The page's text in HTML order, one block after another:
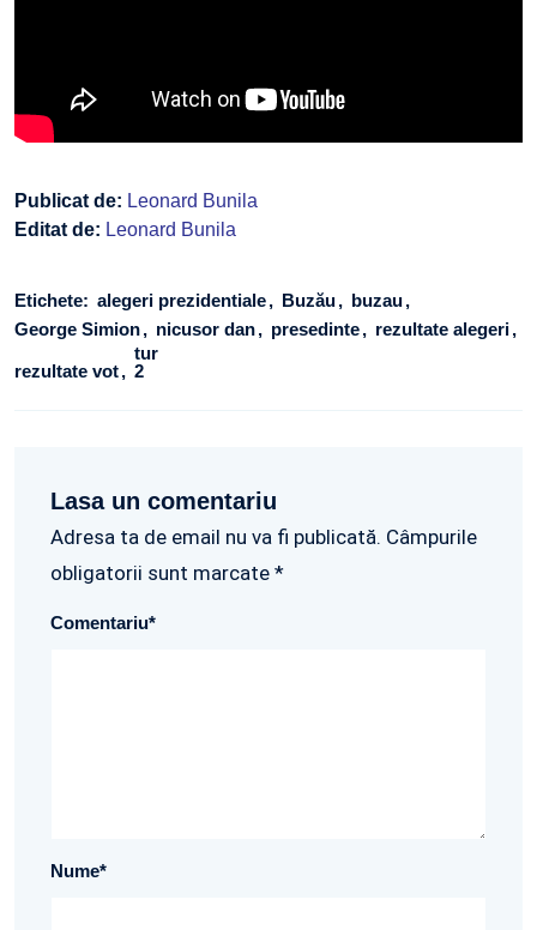
Publicat de: Leonard Bunila
Editat de: Leonard Bunila
Etichete: alegeri prezidentiale Buzău buzau
George Simion nicusor dan presedinte rezultate alegeri
rezultate vot
tur
2
Lasa un comentariu
Adresa ta de email nu va fi publicată. Câmpurile
obligatorii sunt marcate *
Comentariu*
Nume*